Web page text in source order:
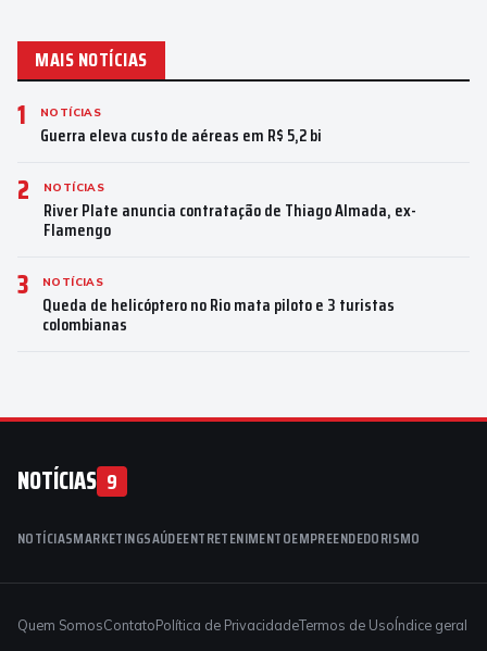
MAIS NOTÍCIAS
1 NOTÍCIAS
Guerra eleva custo de aéreas em R$ 5,2 bi
2 NOTÍCIAS
River Plate anuncia contratação de Thiago Almada, ex-
Flamengo
3 NOTÍCIAS
Queda de helicóptero no Rio mata piloto e 3 turistas
colombianas
NOTÍCIAS 9
NOTÍCIASMARKETINGSAÚDEENTRETENIMENTOEMPREENDEDORISMO
Quem SomosContatoPolítica de PrivacidadeTermos de UsoÍndice geral